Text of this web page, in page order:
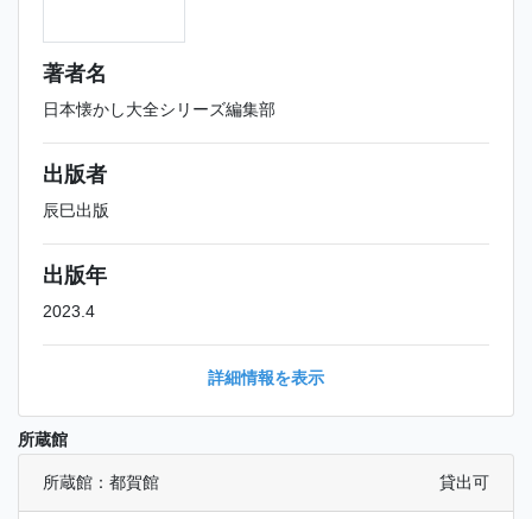
著者名
日本懐かし大全シリーズ編集部
出版者
辰巳出版
出版年
2023.4
詳細情報を表示
所蔵館
所蔵館：都賀館 貸出可